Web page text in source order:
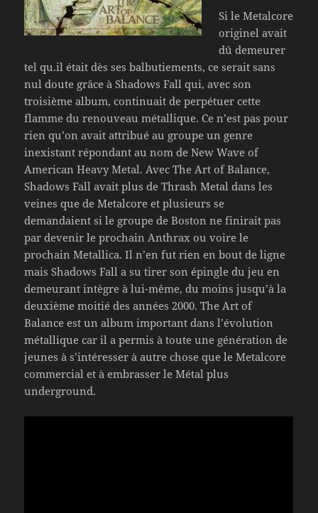
Si le Metalcore
originel avait
dû demeurer
tel qu.il était dès ses balbutiements, ce serait sans
nul doute grâce à Shadows Fall qui, avec son
troisième album, continuait de perpétuer cette
flamme du renouveau métallique. Ce n’est pas pour
rien qu’on avait attribué au groupe un genre
inexistant répondant au nom de New Wave of
American Heavy Metal. Avec The Art of Balance,
Shadows Fall avait plus de Thrash Metal dans les
veines que de Metalcore et plusieurs se
demandaient si le groupe de Boston ne finirait pas
par devenir le prochain Anthrax ou voire le
prochain Metallica. Il n’en fut rien en bout de ligne
mais Shadows Fall a su tirer son épingle du jeu en
demeurant intègre à lui-même, du moins jusqu’à la
deuxième moitié des années 2000. The Art of
Balance est un album important dans l’évolution
métallique car il a permis à toute une génération de
jeunes à s’intéresser à autre chose que le Metalcore
commercial et à embrasser le Métal plus
underground.